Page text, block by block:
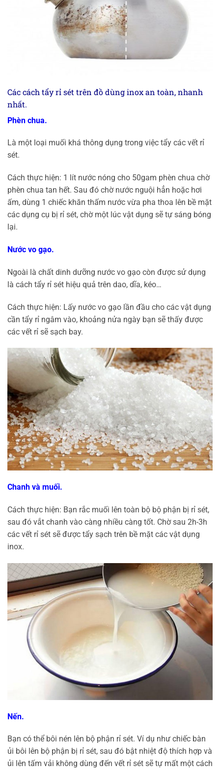
Các cách tẩy rỉ sét trên đồ dùng inox an toàn, nhanh
nhất.
Phèn chua.
Là một loại muối khá thông dụng trong việc tẩy các vết rỉ
sét.
Cách thực hiện: 1 lít nước nóng cho 50gam phèn chua chờ
phèn chua tan hết. Sau đó chờ nước nguội hẳn hoặc hơi
ấm, dùng 1 chiếc khăn thấm nước vừa pha thoa lên bề mặt
các dụng cụ bị rỉ sét, chờ một lúc vật dụng sẽ tự sáng bóng
lại.
Nước vo gạo.
Ngoài là chất dinh dưỡng nước vo gạo còn được sử dụng
là cách tẩy rỉ sét hiệu quả trên dao, dĩa, kéo…
Cách thực hiện: Lấy nước vo gạo lần đầu cho các vật dụng
cần tẩy rỉ ngâm vào, khoảng nửa ngày bạn sẽ thấy được
các vết rỉ sẽ sạch bay.
Chanh và muối.
Cách thực hiện: Bạn rắc muối lên toàn bộ bộ phận bị rỉ sét,
sau đó vắt chanh vào càng nhiều càng tốt. Chờ sau 2h-3h
các vết rỉ sét sẽ được tẩy sạch trên bề mặt các vật dụng
inox.
Nến.
Bạn có thể bôi nén lên bộ phận rỉ sét. Ví dụ như chiếc bàn
ủi bôi lên bộ phận bị rỉ sét, sau đó bật nhiệt độ thích hợp và
ủi lên tấm vải không dùng đến vết rỉ sét sẽ tự mất một cách